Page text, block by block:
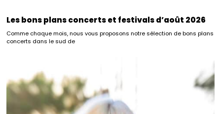
Les bons plans concerts et festivals d’août 2026
Comme chaque mois, nous vous proposons notre sélection de bons plans
concerts dans le sud de